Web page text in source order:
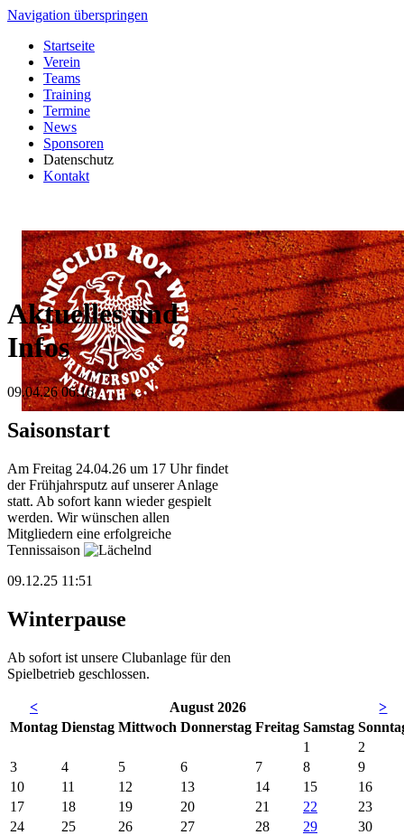
Navigation überspringen
Startseite
Verein
Teams
Training
Termine
News
Sponsoren
Datenschutz
Kontakt
Aktuelles und
Infos
09.04.26 06:16
Saisonstart
Am Freitag 24.04.26 um 17 Uhr findet
der Frühjahrsputz auf unserer Anlage
statt. Ab sofort kann wieder gespielt
werden. Wir wünschen allen
Mitgliedern eine erfolgreiche
Tennissaison
09.12.25 11:51
Winterpause
Ab sofort ist unsere Clubanlage für den
Spielbetrieb geschlossen.
< August 2026
>
Montag Dienstag Mittwoch Donnerstag Freitag Samstag So
1
2
3
4 5 6 7 8
9
10
11 12 13 14 15
16
17
18 19 20 21 22
23
24
25 26 27 28 29
30